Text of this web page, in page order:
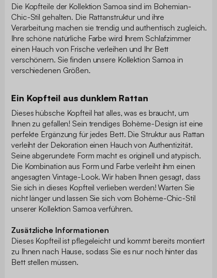
Die Kopfteile der Kollektion Samoa sind im Bohemian-
Chic-Stil gehalten. Die Rattanstruktur und ihre
Verarbeitung machen sie trendig und authentisch zugleich.
Ihre schöne natürliche Farbe wird Ihrem Schlafzimmer
einen Hauch von Frische verleihen und Ihr Bett
verschönern. Sie finden unsere Kollektion Samoa in
verschiedenen Größen.
Ein Kopfteil aus dunklem Rattan
Dieses hübsche Kopfteil hat alles, was es braucht, um
Ihnen zu gefallen! Sein trendiges Bohème-Design ist eine
perfekte Ergänzung für jedes Bett. Die Struktur aus Rattan
verleiht der Dekoration einen Hauch von Authentizität.
Seine abgerundete Form macht es originell und atypisch.
Die Kombination aus Form und Farbe verleiht ihm einen
angesagten Vintage-Look. Wir haben Ihnen gesagt, dass
Sie sich in dieses Kopfteil verlieben werden! Warten Sie
nicht länger und lassen Sie sich vom Bohème-Chic-Stil
unserer Kollektion Samoa verführen.
Zusätzliche Informationen
Dieses Kopfteil ist pflegeleicht und kommt bereits montiert
zu Ihnen nach Hause, sodass Sie es nur noch hinter das
Bett stellen müssen.